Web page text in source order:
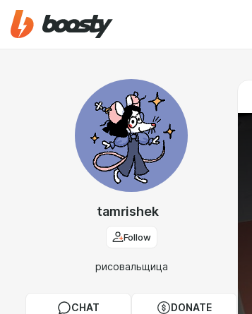
tamrishek
Follow
рисовальщица
CHAT DONATE